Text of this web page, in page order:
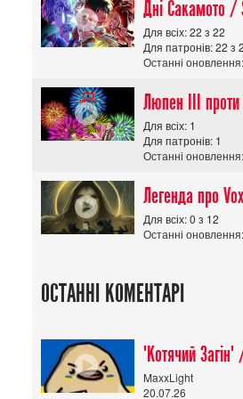
Для всіх: 22 з 22
Для патронів: 22 з
Останні
Для всіх: 1
Для патронів: 1
Останні
Для всіх: 0 з 12
Останні
ОСТАННІ КОМЕНТАРІ
MaxxLight
20.07.26